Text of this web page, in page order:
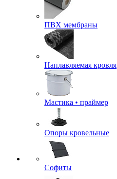
ПВХ мембраны
Наплавляемая кровля
Мастика • праймер
Опоры кровельные
Софиты